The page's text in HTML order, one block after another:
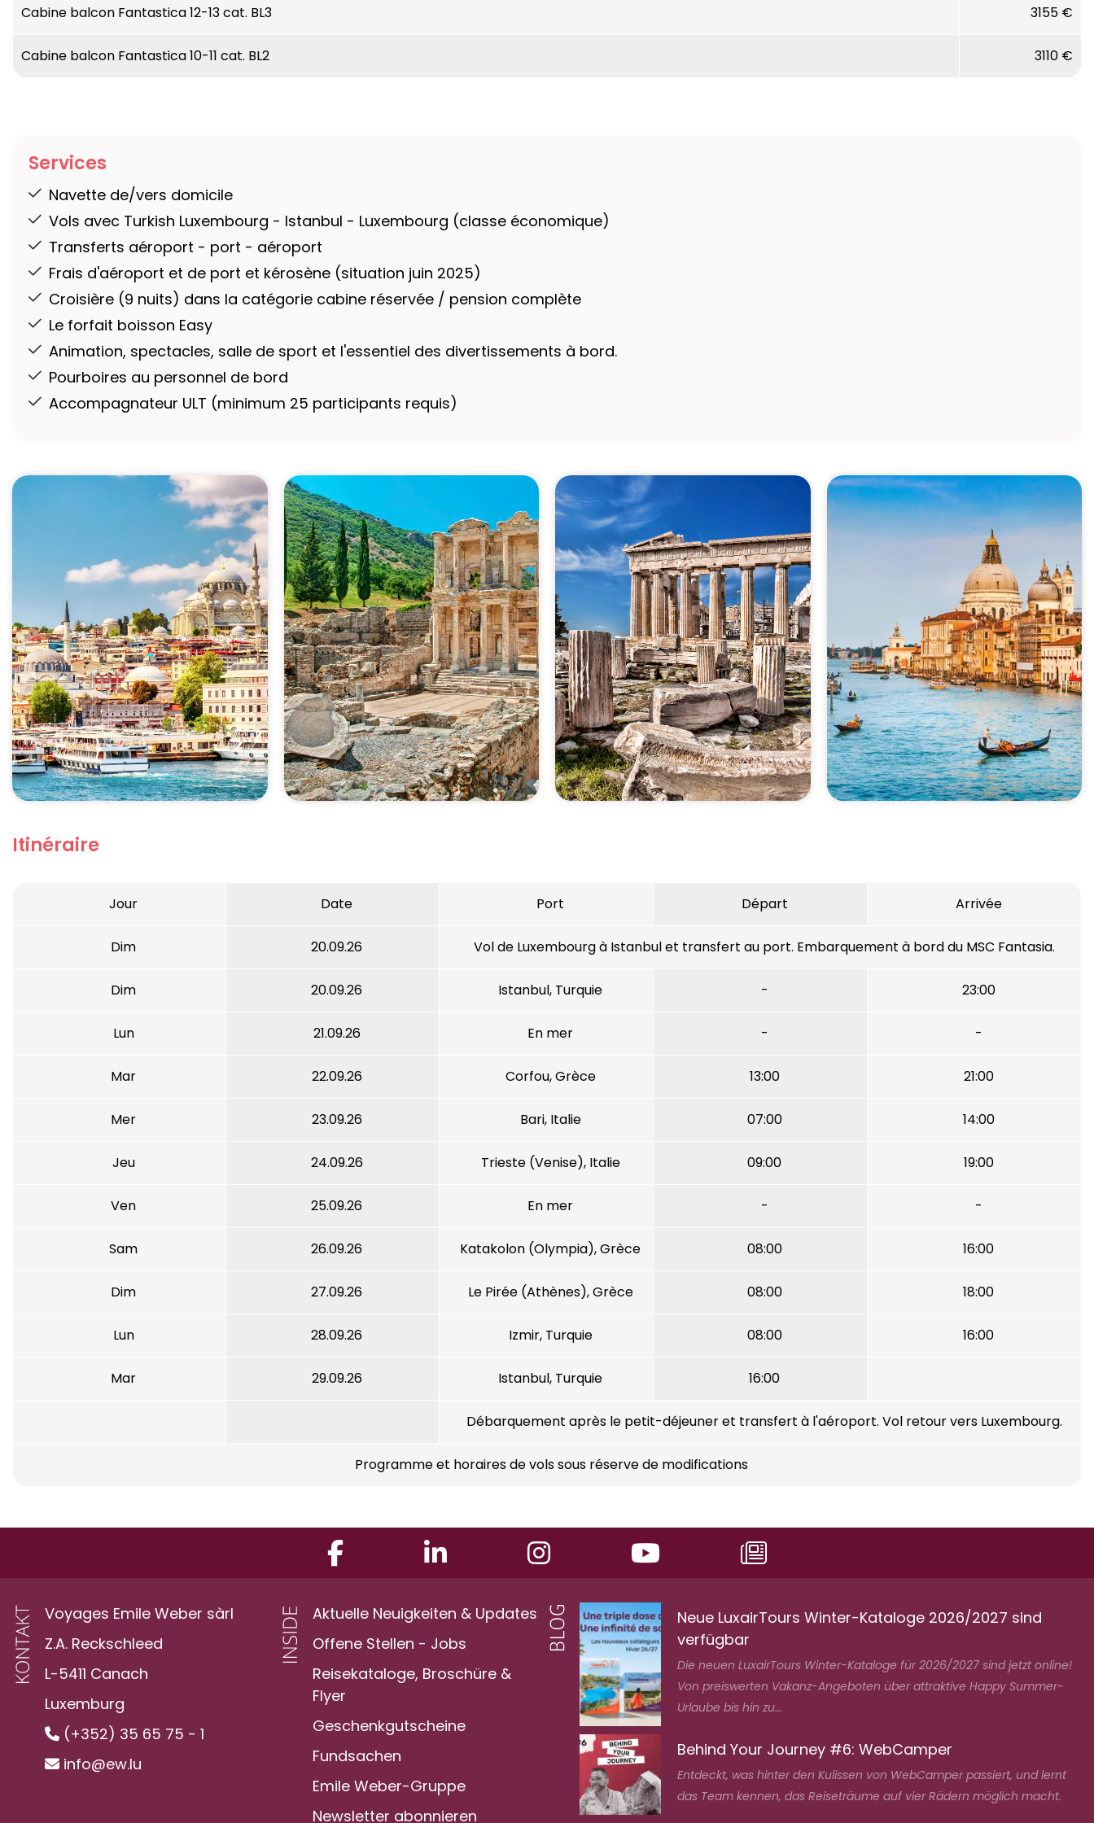
Longueur :333,30 m
Hauteur :67,80 m
Cabine balcon Fantastica 12-13 cat. BL3 3155 €
Cabine balcon Fantastica 10-11 cat. BL2 3110 €
Services
Navette de/vers domicile
Vols avec Turkish Luxembourg - Istanbul - Luxembourg (classe économique)
Transferts aéroport - port - aéroport
Frais d'aéroport et de port et kérosène (situation juin 2025)
Croisière (9 nuits) dans la catégorie cabine réservée / pension complète
Le forfait boisson Easy
Animation, spectacles, salle de sport et l'essentiel des divertissements à bord.
Pourboires au personnel de bord
Accompagnateur ULT (minimum 25 participants requis)
Itinéraire
Jour Date Port Départ Arrivée
Dim 20.09.26 Vol de Luxembourg à Istanbul et transfert au port. Embarquement à bord du MSC Fantasia.
Dim 20.09.26 Istanbul, Turquie - 23:00
Lun 21.09.26 En mer - -
Mar 22.09.26 Corfou, Grèce 13:00 21:00
Mer 23.09.26 Bari, Italie 07:00 14:00
Jeu 24.09.26 Trieste (Venise), Italie 09:00 19:00
Ven 25.09.26 En mer - -
Sam 26.09.26 Katakolon (Olympia), Grèce 08:00 16:00
Dim 27.09.26 Le Pirée (Athènes), Grèce 08:00 18:00
Lun 28.09.26 Izmir, Turquie 08:00 16:00
Mar 29.09.26 Istanbul, Turquie 16:00
Débarquement après le petit-déjeuner et transfert à l'aéroport. Vol retour vers Luxembourg.
Programme et horaires de vols sous réserve de modifications
Voyages Emile Weber sàrl
Z.A. Reckschleed
L-5411 Canach
Luxemburg
(+352) 35 65 75 - 1
info@ew.lu
Aktuelle Neuigkeiten & Updates
Offene Stellen - Jobs
Reisekataloge, Broschüre &
Flyer
Geschenkgutscheine
Fundsachen
Emile Weber-Gruppe
Newsletter abonnieren
Neue LuxairTours Winter-Kataloge 2026/2027 sind
verfügbar
Die neuen LuxairTours Winter-Kataloge für 2026/2027 sind jetzt online!
Von preiswerten Vakanz-Angeboten über attraktive Happy Summer-
Urlaube bis hin zu...
Behind Your Journey #6: WebCamper
Entdeckt, was hinter den Kulissen von WebCamper passiert, und lernt
das Team kennen, das Reiseträume auf vier Rädern möglich macht.